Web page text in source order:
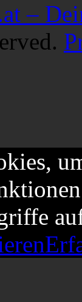
–